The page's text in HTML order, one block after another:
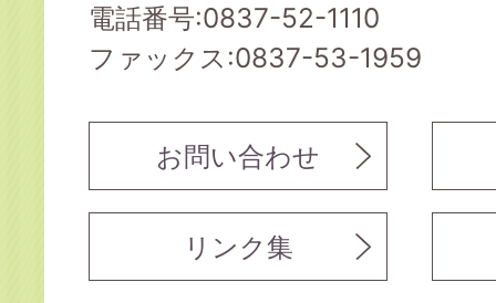
電話番号:0837-52-1110
ファックス:0837-53-1959
お問い合わせ
リンク集